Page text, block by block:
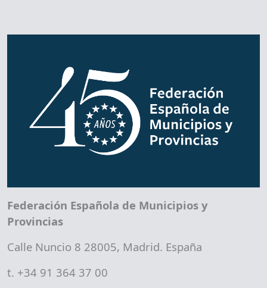
Federación Española de Municipios y
Provincias
Calle Nuncio 8 28005, Madrid. España
t. +34 91 364 37 00